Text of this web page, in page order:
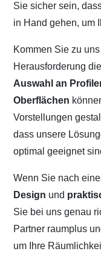
Sie sicher sein,
in Hand gehen, um
Kommen Sie zu
Herausforderung
Auswahl an
Oberflächen
Vorstellungen
dass unsere
optimal geeignet
Wenn Sie nach
Design und
Sie bei uns genau
Partner raumplus
um Ihre